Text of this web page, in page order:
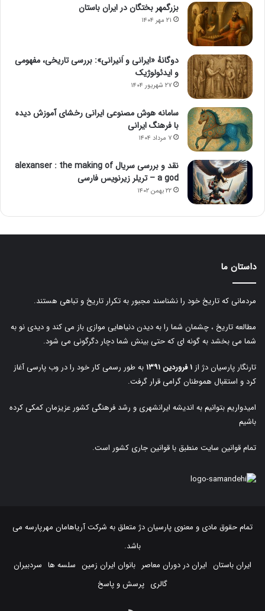
بزرگمهر بختگان در ایران باستان
۲۱ مهر ۱۴۰۴
دوگانهٔ «ایرانی و اَنیرانی»: بررسی تاریخی، مفهومی
و ایدئولوژیک
۲۷ شهریور ۱۴۰۴
سامانه هوش مصنوعی ایرانی رخشای آموزش دیده
با فرهنگ ایرانی
۷ مرداد ۱۴۰۴
نقد و بررسی سریال alexanser : the making of
a god – تریلر زیرنویس فارسی
۲۲ بهمن ۱۴۰۲
داستان ما
مردمانی که تاریخ خود را نشناسند مجبور به تکرار تاریخ و تباهی هستند.
مطالعه تاریخ ، چشمان شما را به دیدن دنیاهایی موازی باز می کند و دیدی نو به
شما می بخشد به گونه ای که حتی بینش شما دچار دگرگونی می شود.
تارنگار پارسیان دژ از ۱ فروردین ۱۳۹۱
به طور رسمی کار خود را در وب پارسی آغاز
کرد و استقبال هموطنان گرامی قرار گرفت.
امیدواریم بتوانیم به اندیشه ایرانشهری و رشد فرهنگی کشور عزیزمان کمکی کرده
باشیم
تمام قوانین سایت منطبق با قوانین جاری کشور است.
تمام حقوق مادی و معنوی پارسیان دژ متعلق به شرکت آریاهامان مهرپارسه می
باشد.
ایران باستان ایران در دوران معاصر بانوان ایران زمین سلسه ها سردبیران
گالری پرسش و پاسخ